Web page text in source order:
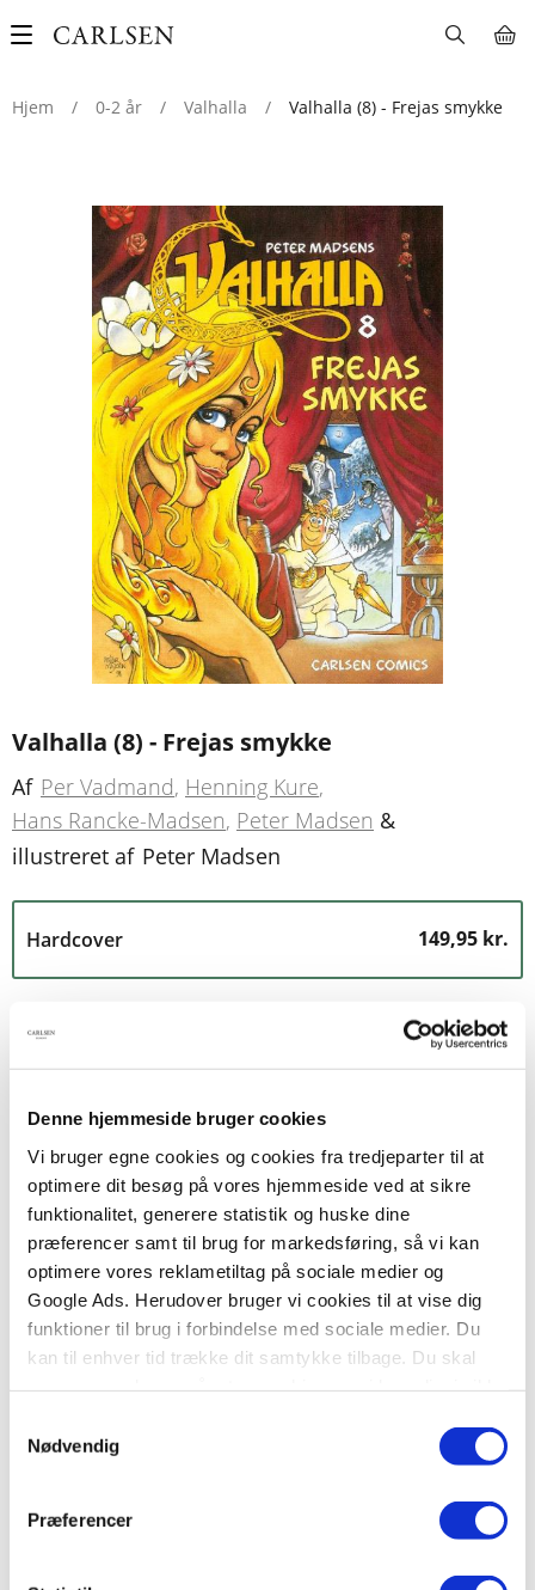
Denne hjemmeside bruger cookies
Vi bruger egne cookies og cookies fra tredjeparter til at
optimere dit besøg på vores hjemmeside ved at sikre
funktionalitet, generere statistik og huske dine
præferencer samt til brug for markedsføring, så vi kan
optimere vores reklametiltag på sociale medier og
Google Ads. Herudover bruger vi cookies til at vise dig
funktioner til brug i forbindelse med sociale medier. Du
kan til enhver tid trække dit samtykke tilbage. Du skal
tilbagetrækker et samtykke.
Nødvendig
Præferencer
Main
Hjem
/ 0-2 år / Valhalla / Valhalla (8) - Frejas smykke
Valhalla (8) - Frejas smykke
Af Per Vadmand Henning Kure
Hans Rancke-Madsen Peter Madsen &
illustreret af Peter Madsen
Hardcover 149,95 kr.
149,95 kr.
1 Tilføj til kurv
BESKRIVELSE YDERLIGERE INFO
Forårssolen skinner, og kærlighedsgudinden Freja
danser muntert omkring iført sit pragtfulde
smykke, Brisingamen. Alle beundrer både hende
beundre. Snart trues Freja af en snedig
modstander, som ikke skyr noget middel for at få